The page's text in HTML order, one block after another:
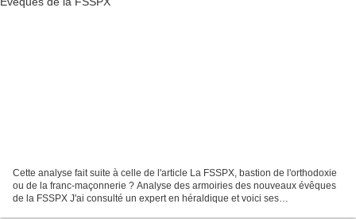
Cette analyse fait suite à celle de l'article La FSSPX, bastion de l'orthodoxie
ou de la franc-maçonnerie ? Analyse des armoiries des nouveaux évêques
de la FSSPX J'ai consulté un expert en héraldique et voici ses